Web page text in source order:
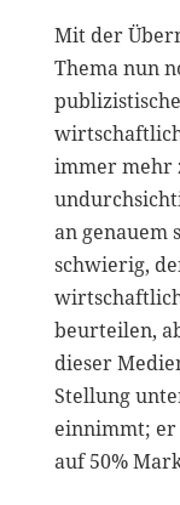
Mit der
Thema nun
immer mehr
an genauem
schwierig,
beurteilen,
dieser
Stellung
einnimmt; er
auf 50%